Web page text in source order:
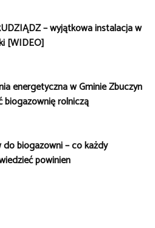
– wyjątkowa instalacja w
[WIDEO]
energetyczna w Gminie Zbuczyn
biogazownię rolniczą
do biogazowni – co każdy
powinien